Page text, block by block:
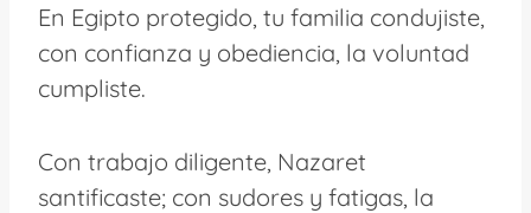
En Egipto protegido, tu familia condujiste,
con confianza y obediencia, la voluntad
cumpliste.
Con trabajo diligente, Nazaret
santificaste; con sudores y fatigas, la